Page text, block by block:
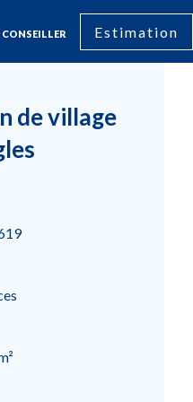
Estimation
CONSEILLER
de village